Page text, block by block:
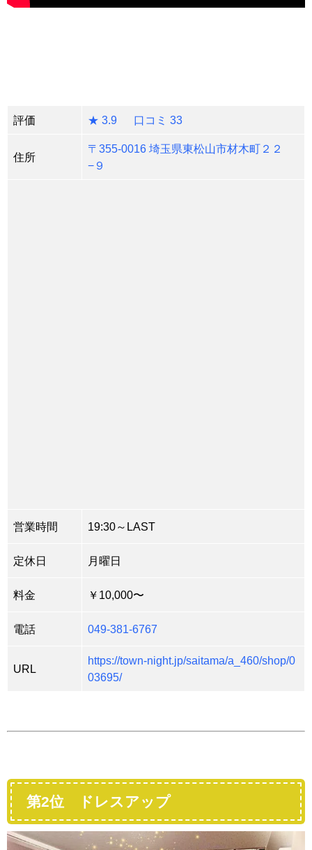
評価 ★ 3.9 口コミ 33
住所
〒355-0016 埼玉県東松山市材木町２２
−９
営業時間 19:30～LAST
定休日 月曜日
料金 ￥10,000〜
電話 049-381-6767
URL
https://town-night.jp/saitama/a_460/shop/0
03695/
第2位 ドレスアップ